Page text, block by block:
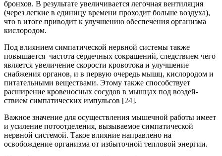
бронхов. В результате увеличивается легочная вентиляция
(через легкие в единицу времени прохо­дит больше воздуха),
что в итоге приводит к улучшению обеспечения организма
кислородом.
Под влиянием симпатической нервной системы также
повышается частота сердечных сокращений, следствием чего
является увеличение скорости кровотока и улучшение
снабжения органов, и в первую очередь мышц, кислородом и
питательными веществами. Этому также способствует
расширение кровеносных сосудов в мышцах под воздей­
ствием симпатических импульсов [24].
Важное значение для осуществления мышечной работы имеет
и усиление потоотделения, вызываемое симпатической
нервной системой. Такое влияние направлено на
освобождение организма от избыточной тепловой энергии.